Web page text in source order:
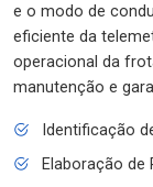
e o modo de
eficiente da
operacional da
manutenção e
Identificação
Elaboração de